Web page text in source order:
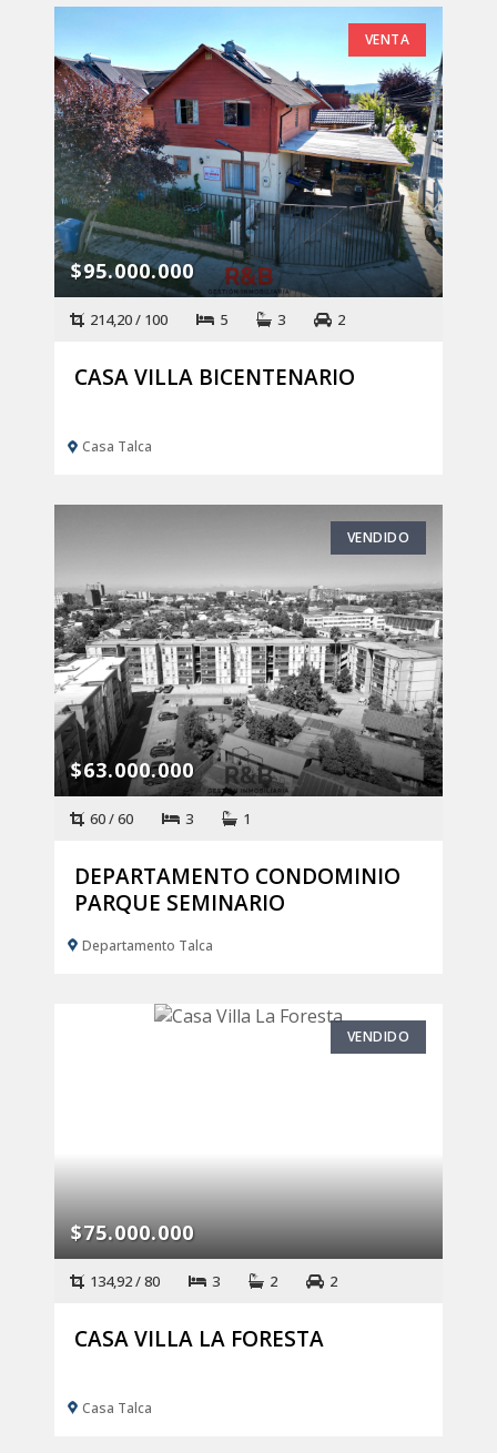
VENTA
$95.000.000
214,20 / 100 5 3 2
CASA VILLA BICENTENARIO
Casa Talca
VENDIDO
$63.000.000
60 / 60 3 1
DEPARTAMENTO CONDOMINIO
PARQUE SEMINARIO
Departamento Talca
VENDIDO
$75.000.000
134,92 / 80 3 2 2
CASA VILLA LA FORESTA
Casa Talca